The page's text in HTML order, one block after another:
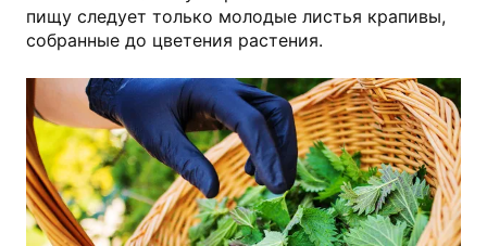
пищу следует только молодые листья крапивы,
собранные до цветения растения.